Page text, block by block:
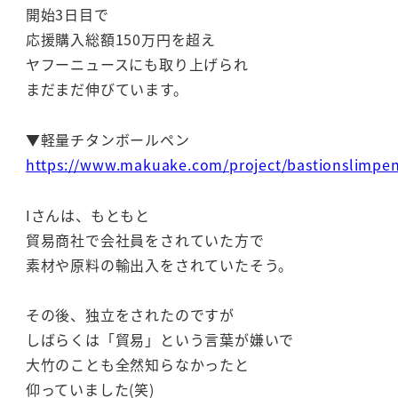
開始3日目で
応援購入総額150万円を超え
ヤフーニュースにも取り上げられ
まだまだ伸びています。
▼軽量チタンボールペン
https://www.makuake.com/project/
Iさんは、もともと
貿易商社で会社員をされていた方で
素材や原料の輸出入をされていたそう。
その後、独立をされたのですが
しばらくは「貿易」という言葉が嫌いで
大竹のことも全然知らなかったと
仰っていました(笑)